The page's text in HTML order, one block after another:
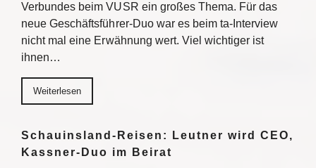
Verbundes beim VUSR ein großes Thema. Für das
neue Geschäftsführer-Duo war es beim ta-Interview
nicht mal eine Erwähnung wert. Viel wichtiger ist
ihnen…
Weiterlesen
Schauinsland-Reisen: Leutner wird CEO,
Kassner-Duo im Beirat